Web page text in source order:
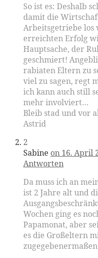
So ist es: Deshalb
damit die
Arbeitsgetriebe los
erreichten Erfolg
Hauptsache, der
geschmiert!
rabiaten Eltern zu
viel zu sagen, regt
ich kann auch still
mehr involviert…
Bleib stad und vor
Astrid
2
Sabine on 16. April
Antworten
Da muss ich an
ist 2 Jahre alt und
Wochen ging es
Papamonat, aber
es die Großeltern